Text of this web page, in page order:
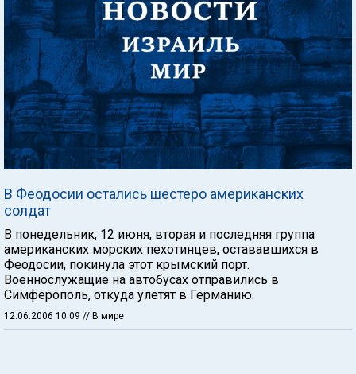
В Феодосии остались шестеро американских
солдат
В понедельник, 12 июня, вторая и последняя группа
американских морских пехотинцев, остававшихся в
Феодосии, покинула этот крымский порт.
Военнослужащие на автобусах отправились в
Симферополь, откуда улетят в Германию.
12.06.2006 10:09 // В мире